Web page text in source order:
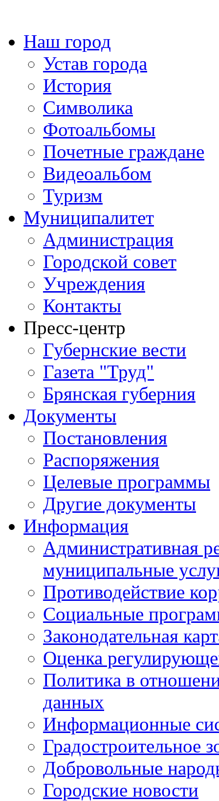
Наш город
Устав города
История
Символика
Фотоальбомы
Почетные граждане
Видеоальбом
Туризм
Муниципалитет
Администрация
Городской совет
Учреждения
Контакты
Пресс-центр
Губернские вести
Газета "Труд"
Брянская губерния
Документы
Постановления
Распоряжения
Целевые программы
Другие документы
Информация
Административная
муниципальные
Противодействие
Социальные
Законодательная
Оценка
Политика в
данных
Информационные
Градостроительное
Добровольные
Городские новости